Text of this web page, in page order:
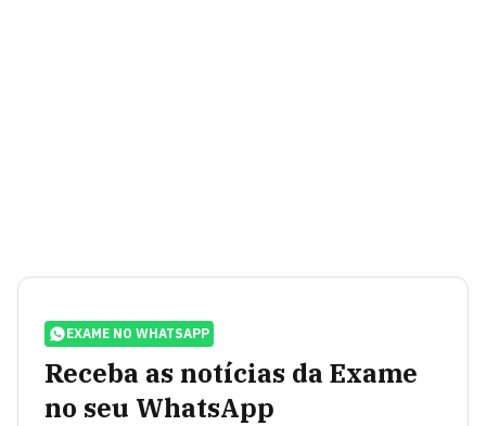
EXAME NO WHATSAPP
Receba as notícias da Exame
no seu WhatsApp